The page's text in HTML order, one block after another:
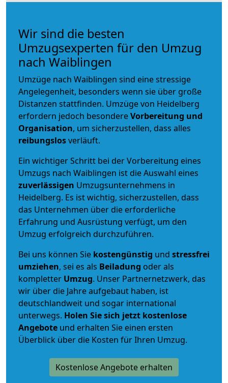
Wir sind die besten
Umzugsexperten für den Umzug
nach Waiblingen
Umzüge nach Waiblingen sind eine stressige
Angelegenheit, besonders wenn sie über große
Distanzen stattfinden. Umzüge von Heidelberg
erfordern jedoch besondereVorbereitung und
Organisation, um sicherzustellen, dass alles
reibungslosverläuft.
Ein wichtiger Schritt bei der Vorbereitung eines
Umzugs nach Waiblingen ist die Auswahl eines
zuverlässigen Umzugsunternehmens in
Heidelberg. Es ist wichtig, sicherzustellen, dass
das Unternehmen über die erforderliche
Erfahrung und Ausrüstung verfügt, um den
Umzug erfolgreich durchzuführen.
Bei uns können Sie kostengünstig und stressfrei
umziehen, sei es als Beiladung oder als
kompletter Umzug. Unser Partnernetzwerk, das
wir über die Jahre aufgebaut haben, ist
deutschlandweit und sogar international
unterwegs. Holen Sie sich jetzt kostenlose
Angebote und erhalten Sie einen ersten
Überblick über die Kosten für Ihren Umzug.
Kostenlose Angebote erhalten